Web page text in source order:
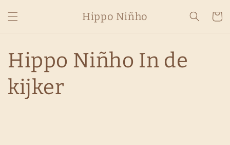
content
Hippo Niñho Cart
Hippo Niñho In de
kijker